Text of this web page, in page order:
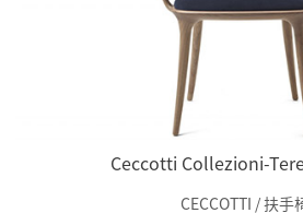
Ceccotti Collezioni-
CECCOTTI / 扶手